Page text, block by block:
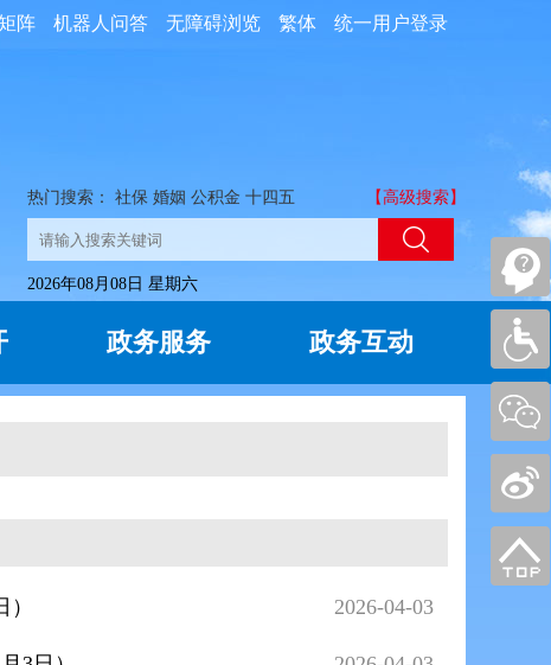
统一用户登录
繁体
无障碍浏览
机器人问答
阵
热门搜索： 社保 婚姻 公积金 十四五 【高级搜索】
2026年08月08日 星期六
政务服务 政务互动
2026-04-03